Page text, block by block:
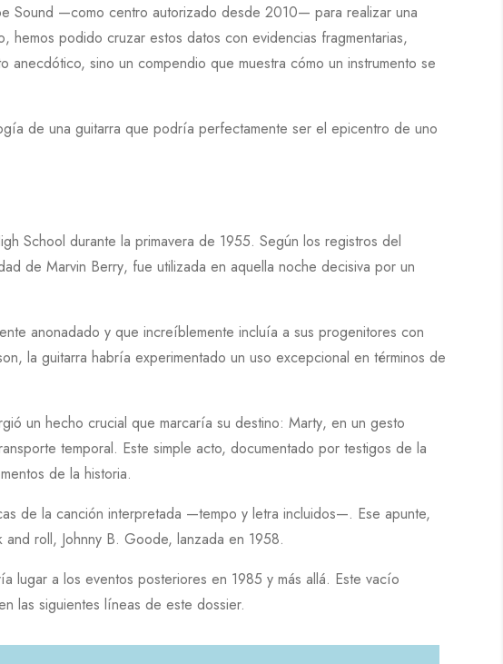
Sound —como centro autorizado desde 2010— para realizar una
, hemos podido cruzar estos datos con evidencias fragmentarias,
sino un compendio que muestra cómo un instrumento se
de una guitarra que podría perfectamente ser el epicentro de uno
School durante la primavera de 1955. Según los registros del
de Marvin Berry, fue utilizada en aquella noche decisiva por un
anonadado y que increíblemente incluía a sus progenitores con
, la guitarra habría experimentado un uso excepcional en términos de
un hecho crucial que marcaría su destino: Marty, en un gesto
temporal. Este simple acto, documentado por testigos de la
de la historia.
de la canción interpretada —tempo y letra incluidos—. Ese apunte,
and roll, Johnny B. Goode, lanzada en 1958.
lugar a los eventos posteriores en 1985 y más allá. Este vacío
las siguientes líneas de este dossier.